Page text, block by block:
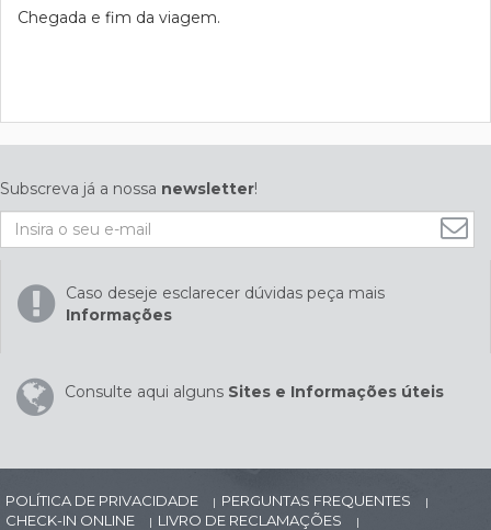
Chegada e fim da viagem.
Subscreva já a nossa newsletter!
Caso deseje esclarecer dúvidas peça mais
Informações
Consulte aqui alguns Sites e Informações úteis
POLÍTICA DE PRIVACIDADE | PERGUNTAS FREQUENTES |
CHECK-IN ONLINE | LIVRO DE RECLAMAÇÕES |